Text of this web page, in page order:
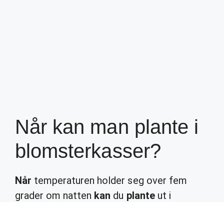
Når kan man plante i
blomsterkasser?
Når temperaturen holder seg over fem
grader om natten kan du planteut i